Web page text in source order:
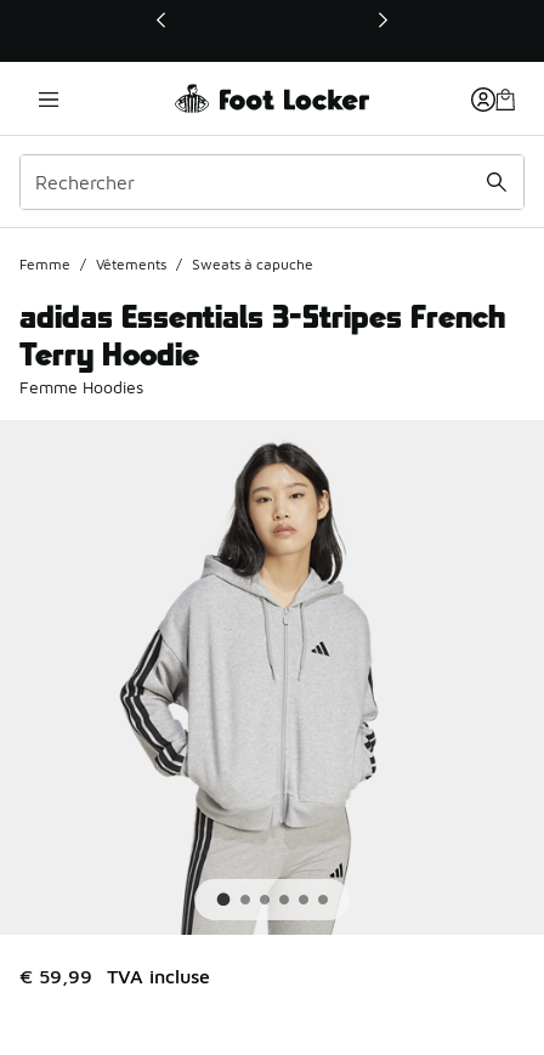
Ce lien ouvrira une nouvelle fenêtre
Femme / Vêtements / Sweats à capuche
adidas Essentials 3-Stripes French
Terry Hoodie
Femme Hoodies
€ 59,99 TVA incluse